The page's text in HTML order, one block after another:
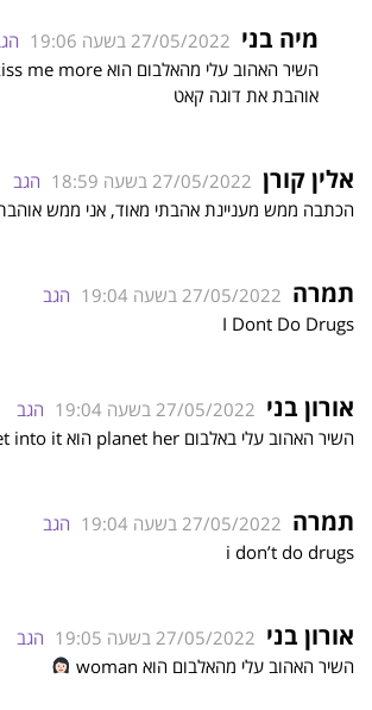
מיה בני 27/05/2022 בשעה 19:06
השיר האהוב עלי מהאלבום הוא kiss me more
אוהבת את דוגה קאט
אלין קורן 27/05/2022 בשעה 18:59
הגב
הכתבה ממש מעניינת אהבתי מאוד, אני ממש
תמרה 27/05/2022 בשעה 19:04
הגב
I Dont Do Drugs
אורון בני 27/05/2022 בשעה 19:04
הגב
השיר האהוב עלי באלבום planet her הוא get into it
תמרה 27/05/2022 בשעה 19:04
הגב
i don’t do drugs
אורון בני 27/05/2022 בשעה 19:05
הגב
השיר האהוב עלי מהאלבום הוא woman